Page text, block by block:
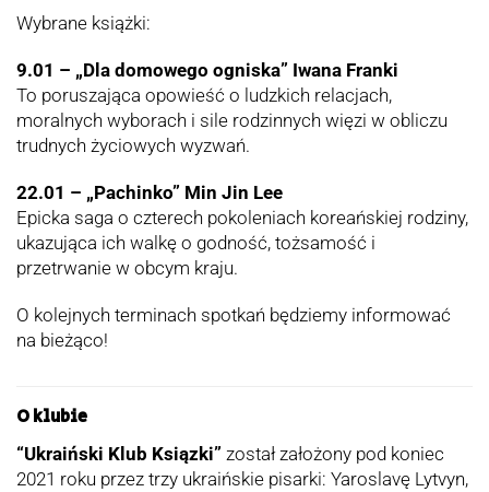
Wybrane książki:
9.01 – „Dla domowego ogniska” Iwana Franki
To poruszająca opowieść o ludzkich relacjach,
moralnych wyborach i sile rodzinnych więzi w obliczu
trudnych życiowych wyzwań.
22.01 – „Pachinko” Min Jin Lee
Epicka saga o czterech pokoleniach koreańskiej rodziny,
ukazująca ich walkę o godność, tożsamość i
przetrwanie w obcym kraju.
O kolejnych terminach spotkań będziemy informować
na bieżąco!
O klubie
“Ukraiński Klub Ksiązki” został założony pod koniec
2021 roku przez trzy ukraińskie pisarki: Yaroslavę Lytvyn,